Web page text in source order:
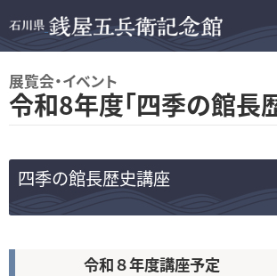
展覧会・イベント
令和8年度「四季の館長
四季の館長歴史講座
令和８年度講座予定